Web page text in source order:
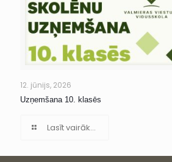
12. jūnijs, 2026
Uzņemšana 10. klasēs
Lasīt vairāk...